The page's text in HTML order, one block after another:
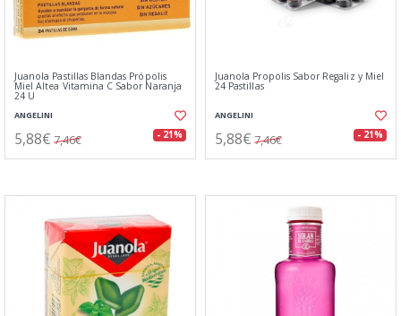
Juanola Pastillas Blandas Própolis
Miel Altea Vitamina C Sabor Naranja
24 U
ANGELINI
5,88€ 7,46€ - 21%
Juanola Propolis Sabor Regaliz y Miel
24 Pastillas
ANGELINI
5,88€ 7,46€ - 21%